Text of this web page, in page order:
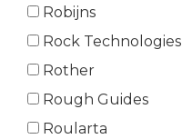
Robijns
Rock Technologies
Rother
Rough Guides
Roularta